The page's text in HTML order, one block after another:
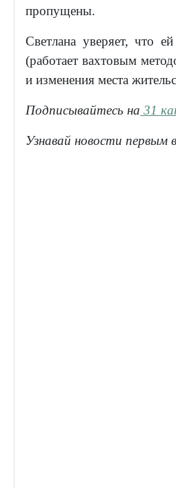
пропущены.
Светлана уверяет, что
(работает вахтовым
и изменения места
Подписывайтесь на 31
Узнавай новости первым